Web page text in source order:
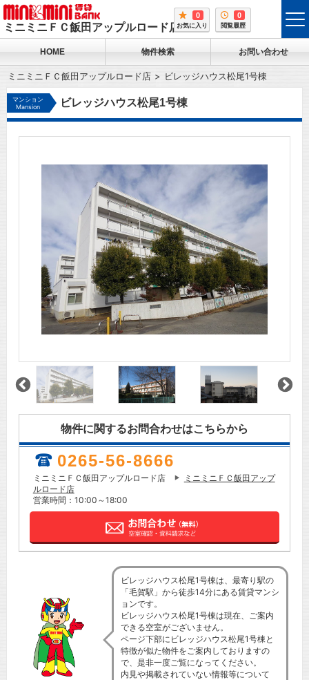
ミニミニＦＣ飯田アップルロード店
0
お気に入り
0
閲覧履歴
HOME 物件検索 お問い合わせ
ミニミニＦＣ飯田アップルロード店 ビレッジハウス松尾1号棟
マンション
Mansion
ビレッジハウス松尾1号棟
物件に関するお問合わせはこちらから
0265-56-8666
ミニミニＦＣ飯田アップルロード店
ミニミニＦＣ飯田アップ
ルロード店
営業時間：10:00～18:00
ビレッジハウス松尾1号棟は、最寄り駅の
「毛賀駅」から徒歩14分にある賃貸マンシ
ョンです。
ビレッジハウス松尾1号棟は現在、ご案内
できる空室がございません。
ページ下部にビレッジハウス松尾1号棟と
特徴が似た物件をご案内しておりますの
で、是非一度ご覧になってください。
内見や掲載されていない情報等について